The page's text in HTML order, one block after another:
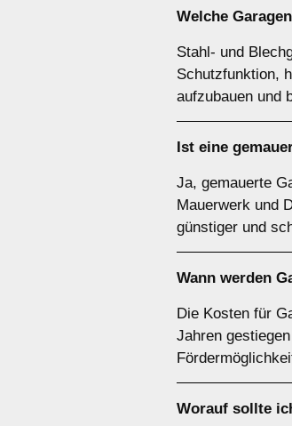
Welche
Stahl- und
Schutzfunktion,
aufzubauen und
Ist eine
Ja, gemauerte
Mauerwerk und
günstiger und
Wann werden
Die Kosten für
Jahren
Worauf sollte